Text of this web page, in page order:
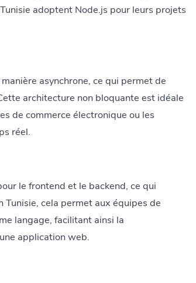
adoptent Node.js pour leurs projets
asynchrone, ce qui permet de
architecture non bloquante est idéale
de commerce électronique ou les
réel.
le frontend et le backend, ce qui
cela permet aux équipes de
langage, facilitant ainsi la
application web.